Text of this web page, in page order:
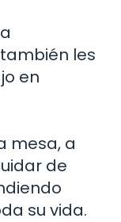
les
en
mesa, a
de
su vida.